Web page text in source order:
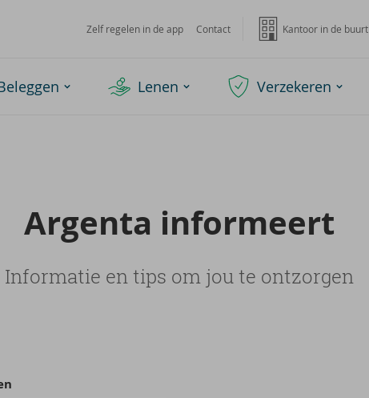
Zelf regelen in de app Contact Kantoor in de buurt
Lenen Verzekeren
Argenta in­for­meert
Informatie en tips om jou te ontzorgen